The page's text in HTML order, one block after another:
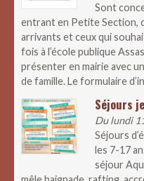
Sont
entrant en Petite Section,
arrivants et ceux qui
fois à l’école publique
présenter en mairie avec
de famille. Le formulaire
Séjours
Du lundi
Séjours
les 7-17
séjour